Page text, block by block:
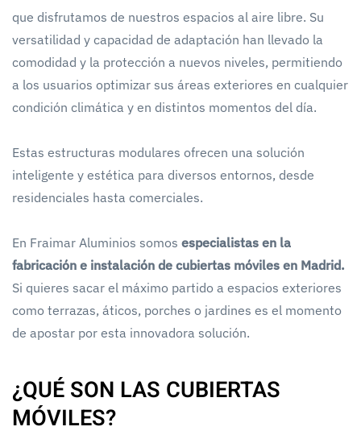
que disfrutamos de nuestros espacios al aire libre. Su
versatilidad y capacidad de adaptación han llevado la
comodidad y la protección a nuevos niveles, permitiendo
a los usuarios optimizar sus áreas exteriores en cualquier
condición climática y en distintos momentos del día.
Estas estructuras modulares ofrecen una solución
inteligente y estética para diversos entornos, desde
residenciales hasta comerciales.
En Fraimar Aluminios somos especialistas en la
fabricación e instalación de cubiertas móviles en Madrid.
Si quieres sacar el máximo partido a espacios exteriores
como terrazas, áticos, porches o jardines es el momento
de apostar por esta innovadora solución.
¿QUÉ SON LAS CUBIERTAS
MÓVILES?